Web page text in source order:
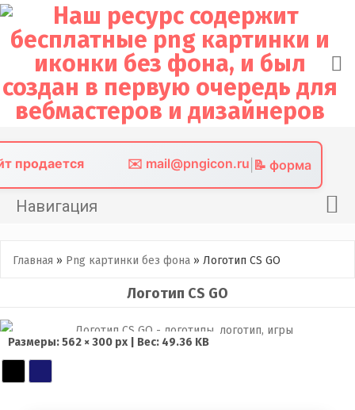
Skip
to
content
продается ✉️ mail@pngicon.ru 📝 форма
Навигация
Png иконки
Фото без фона
Главная » Png картинки без фона » Логотип CS GO
Логотип CS GO
Размеры: 562 × 300 px | Вес: 49.36 KB